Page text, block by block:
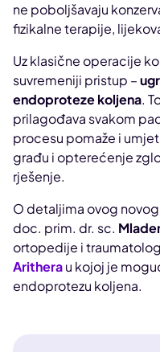
ne poboljšavaju
fizikalne terapije,
Uz klasične operacije
suvremeniji pristup –
endoproteze koljena.
prilagođava svakom
procesu pomaže i
građu i opterećenje
rješenje.
O detaljima ovog
doc. prim. dr. sc.
ortopedije i
Aritherau kojoj je
endoprotezu koljena.